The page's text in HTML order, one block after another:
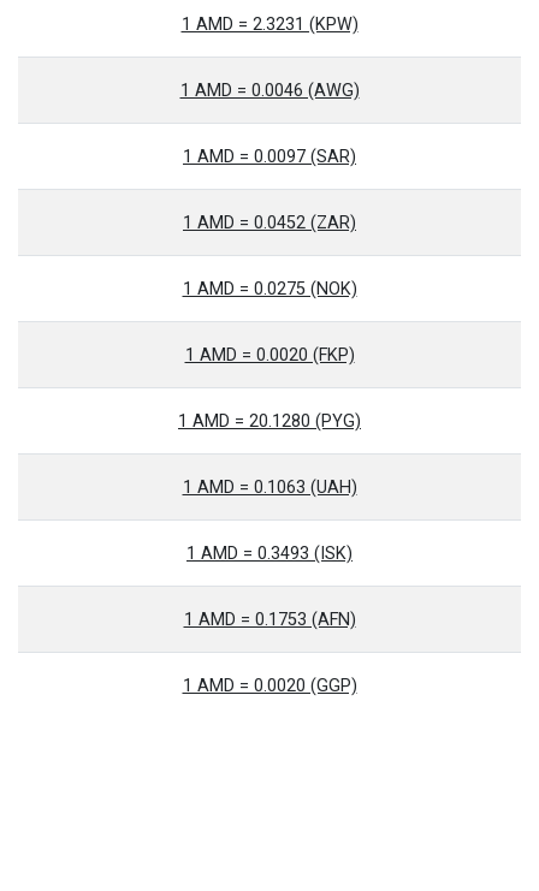
1 AMD = 2.3231 (KPW)
1 AMD = 0.0046 (AWG)
1 AMD = 0.0097 (SAR)
1 AMD = 0.0452 (ZAR)
1 AMD = 0.0275 (NOK)
1 AMD = 0.0020 (FKP)
1 AMD = 20.1280 (PYG)
1 AMD = 0.1063 (UAH)
1 AMD = 0.3493 (ISK)
1 AMD = 0.1753 (AFN)
1 AMD = 0.0020 (GGP)